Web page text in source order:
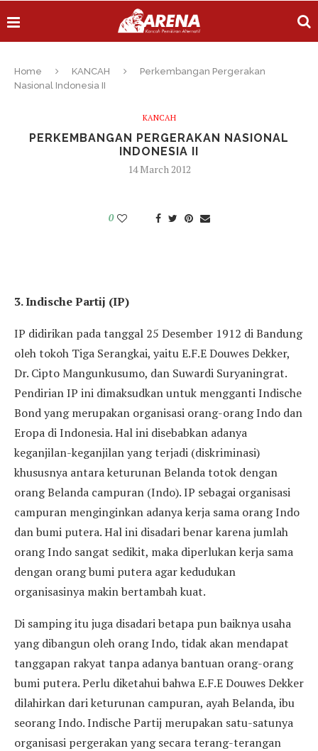
Home KANCAH
Perkembangan Pergerakan
Nasional Indonesia II
KANCAH
PERKEMBANGAN PERGERAKAN NASIONAL
INDONESIA II
14 March 2012
0
3. Indische Partij (IP)
IP didirikan pada tanggal 25 Desember 1912 di Bandung
oleh tokoh Tiga Serangkai, yaitu E.F.E Douwes Dekker,
Dr. Cipto Mangunkusumo, dan Suwardi Suryaningrat.
Pendirian IP ini dimaksudkan untuk mengganti Indische
Bond yang merupakan organisasi orang-orang Indo dan
Eropa di Indonesia. Hal ini disebabkan adanya
keganjilan-keganjilan yang terjadi (diskriminasi)
khususnya antara keturunan Belanda totok dengan
orang Belanda campuran (Indo). IP sebagai organisasi
campuran menginginkan adanya kerja sama orang Indo
dan bumi putera. Hal ini disadari benar karena jumlah
orang Indo sangat sedikit, maka diperlukan kerja sama
dengan orang bumi putera agar kedudukan
organisasinya makin bertambah kuat.
Di samping itu juga disadari betapa pun baiknya usaha
yang dibangun oleh orang Indo, tidak akan mendapat
tanggapan rakyat tanpa adanya bantuan orang-orang
bumi putera. Perlu diketahui bahwa E.F.E Douwes Dekker
dilahirkan dari keturunan campuran, ayah Belanda, ibu
seorang Indo. Indische Partij merupakan satu-satunya
organisasi pergerakan yang secara terang-terangan